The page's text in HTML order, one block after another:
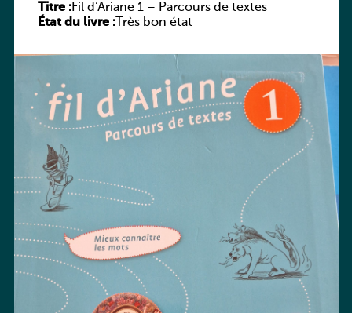
Titre :Fil d’Ariane 1 – Parcours de textes
État du livre :Très bon état